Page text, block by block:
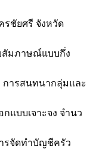
รชัยศรี จังหวัด
สัมภาษณ์แบบกึ่ง
การสนทนากลุ่มและ
แบบเจาะจง จำนว
รจัดทำบัญชีครัว